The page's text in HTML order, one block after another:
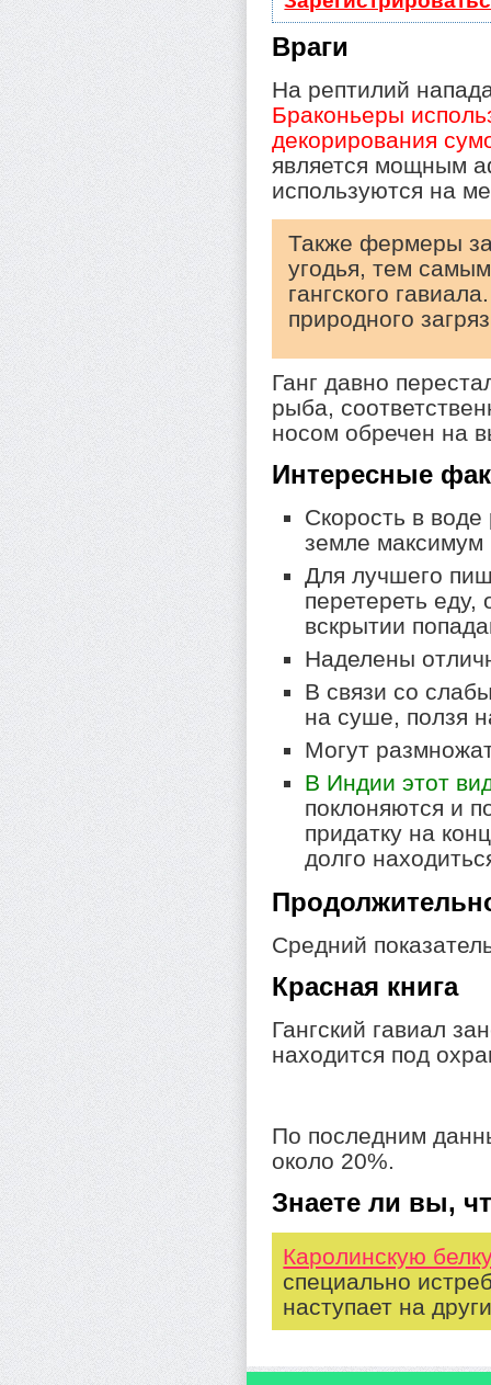
Враги
На рептилий
Браконьеры
декорирования
является мощным
используются на
Также фермеры
угодья, тем
гангского
природного
Ганг давно
рыба,
носом обречен на
Интересные
Скорость в
земле максимум
Для лучшего
перетереть еду,
вскрытии
Наделены
В связи со
на суше, ползя
Могут
В Индии этот
поклоняются и
придатку на
долго
Средний
Красная книга
Гангский гавиал
находится под
По последним
около 20%.
Знаете ли вы,
Каролинскую
специально
наступает на